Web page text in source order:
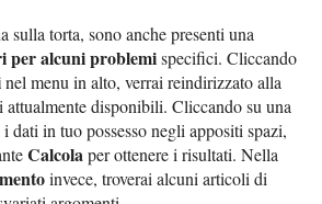
sulla torta, sono anche presenti una
per alcuni problemispecifici. Cliccando
nel menu in alto, verrai reindirizzato alla
disponibili. Cliccando su una
dati in tuo possesso negli appositi spazi,
Calcolaper ottenere i risultati. Nella
invece, troverai alcuni articoli di